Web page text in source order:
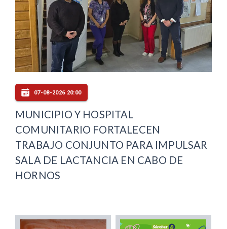
07-08-2026 20:00
MUNICIPIO Y HOSPITAL
COMUNITARIO FORTALECEN
TRABAJO CONJUNTO PARA IMPULSAR
SALA DE LACTANCIA EN CABO DE
HORNOS